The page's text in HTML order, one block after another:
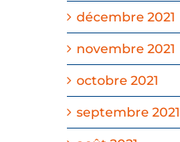
décembre 2021
novembre 2021
octobre 2021
septembre 2021